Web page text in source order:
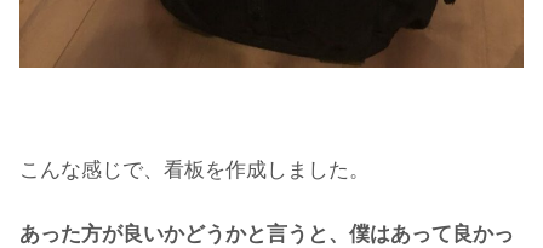
こんな感じで、看板を作成しました。
あった方が良いかどうかと言うと、僕はあって良かっ